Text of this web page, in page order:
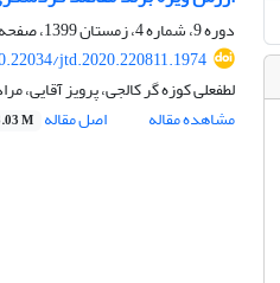
دوره 9، شماره 4، زمستان 1399، صفحه
jtd.2020.220811.1974
لطفعلی کوزه گر کالجی، پرویز آقایی،
مشاهده مقاله
اصل مقاله M